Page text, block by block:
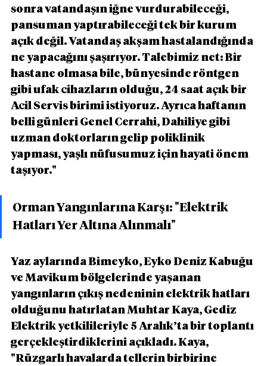
sonra vatandaşın iğne vurdurabileceği,
pansuman yaptırabileceği tek bir kurum
açık değil. Vatandaş akşam hastalandığında
ne yapacağını şaşırıyor. Talebimiz net: Bir
hastane olmasa bile, bünyesinde röntgen
gibi ufak cihazların olduğu, 24 saat açık bir
Acil Servis birimi istiyoruz. Ayrıca haftanın
belli günleri Genel Cerrahi, Dahiliye gibi
uzman doktorların gelip poliklinik
yapması, yaşlı nüfusumuz için hayati önem
taşıyor."
Orman Yangınlarına Karşı: "Elektrik
Hatları Yer Altına Alınmalı"
Yaz aylarında Bimeyko, Eyko Deniz Kabuğu
ve Mavikum bölgelerinde yaşanan
yangınların çıkış nedeninin elektrik hatları
olduğunu hatırlatan Muhtar Kaya, Gediz
Elektrik yetkilileriyle 5 Aralık’ta bir toplantı
gerçekleştirdiklerini açıkladı. Kaya,
"Rüzgarlı havalarda tellerin birbirine